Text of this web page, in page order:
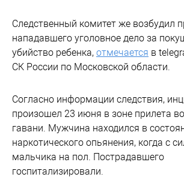
Следственный комитет же возбудил
нападавшего уголовное дело за
убийство ребенка, отмечается в
СК России по Московской области.
Согласно информации следствия,
произошел 23 июня в зоне прилета
гавани. Мужчина находился в
наркотического опьянения, когда с
мальчика на пол. Пострадавшего
госпитализировали.